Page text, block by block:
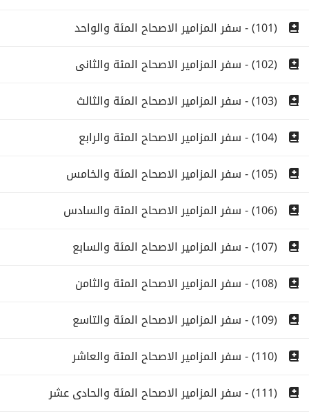
(101) - سفر المزامير الاصحاح المئة والواحد
(102) - سفر المزامير الاصحاح المئة والثانى
(103) - سفر المزامير الاصحاح المئة والثالث
(104) - سفر المزامير الاصحاح المئة والرابع
(105) - سفر المزامير الاصحاح المئة والخامس
(106) - سفر المزامير الاصحاح المئة والسادس
(107) - سفر المزامير الاصحاح المئة والسابع
(108) - سفر المزامير الاصحاح المئة والثامن
(109) - سفر المزامير الاصحاح المئة والتاسع
(110) - سفر المزامير الاصحاح المئة والعاشر
(111) - سفر المزامير الاصحاح المئة والحادى عشر